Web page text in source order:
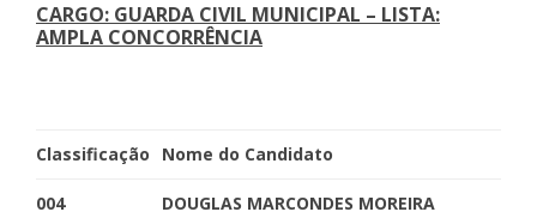
CARGO: GUARDA CIVIL MUNICIPAL – LISTA:
AMPLA CONCORRÊNCIA
Classificação Nome do Candidato
004 DOUGLAS MARCONDES MOREIRA